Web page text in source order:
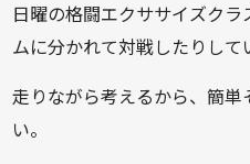
日曜の格闘エクササイズク
ムに分かれて対戦したりして
走りながら考えるから、簡単
い。